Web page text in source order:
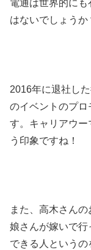
電通は世界的に
はないでしょうか
2016年に退社し
のイベントのプ
す。キャリアウ
う印象ですね！
また、高木さん
娘さんが嫁いで
できる人というの